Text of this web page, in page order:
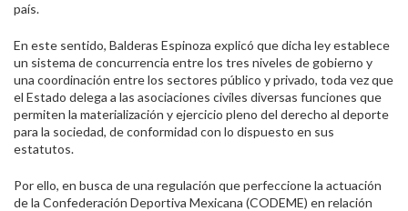
país.
En este sentido, Balderas Espinoza explicó que dicha ley establece
un sistema de concurrencia entre los tres niveles de gobierno y
una coordinación entre los sectores público y privado, toda vez que
el Estado delega a las asociaciones civiles diversas funciones que
permiten la materialización y ejercicio pleno del derecho al deporte
para la sociedad, de conformidad con lo dispuesto en sus
estatutos.
Por ello, en busca de una regulación que perfeccione la actuación
de la Confederación Deportiva Mexicana (CODEME) en relación